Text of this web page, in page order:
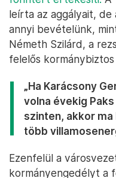
leírta az aggályait, de
annyi bevételünk,
Németh Szilárd, a
felelős kormánybiztos
„Ha Karácsony
volna évekig
szinten, akkor ma
több
Ezenfelül a
kormányengedélyt a